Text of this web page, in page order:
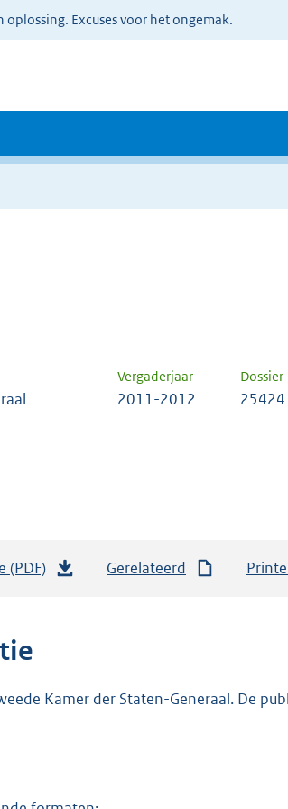
Excuses voor het ongemak.
Vergaderjaar
2011-2012 25424
(PDF)
n
Gerelateerd
Kamer der Staten-Generaal. De